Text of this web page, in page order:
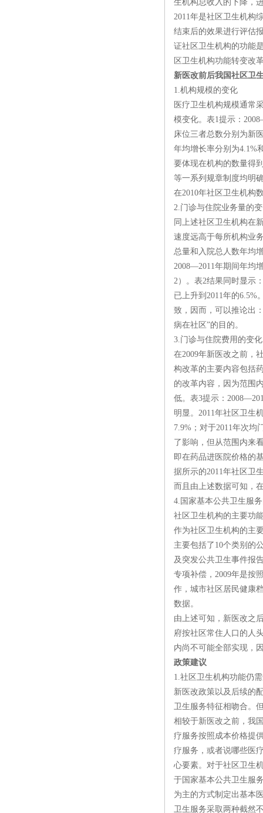
生机构总收入的下降，
2011年是社区卫生机构
结束后的效果进行评估
证社区卫生机构的功能
区卫生机构功能转变改
新医改前后我国社区卫
1.机构规模的变化
医疗卫生机构规模通常
模变化。表1提示：
床位三者总数分别为新
年均增长率分别为4.1%
要体现在机构的数量得
等一系列规章制度均明
在2010年社区卫生机构
2.门诊与住院业务量的
同上述社区卫生机构在
速度远高于每所机构业
总量和入院总人数年均
2008—2011年期间年均
2）。表2结果同时显示
已上升到2011年的
致，因而，可以推论出
病在社区”的目的。
3.门诊与住院费用的变化
在2009年新医改之前，
构改革的主要内容包括
的改革内容，因为范围
低。表3提示：
明显。2011年社区卫生
7.9%；对于2011年次均
了影响，但从范围内来
即在药品进医院价格的
据所示的2011年社区卫
而且由上述数据可知，
4.国家基本公共卫生服
社区卫生机构的主要功
作为社区卫生机构的主
主要包括了10个类别的
及突发公共卫生事件报
专项补偿，2009年是按
作，城市社区居民健康
数据。
由上述可知，新医改之
府按社区常住人口的人
内尚不可能全部实现，
政策建议
1.社区卫生机构功能仍
新医改政策以及后续的
卫生服务特征相吻合。
相较于新医改之前，我
疗服务按照成本价格提
疗服务，或者说哪些医
心要素。对于社区卫生
于国家基本公共卫生服
为主的方式制定出基本
卫生服务采取两种截然